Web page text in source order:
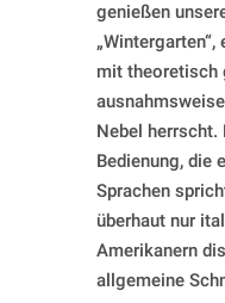
genießen
mit theoretisch
Nebel herrscht.
Bedienung, die
Sprachen
überhaut nur
Amerikanern
allgemeine